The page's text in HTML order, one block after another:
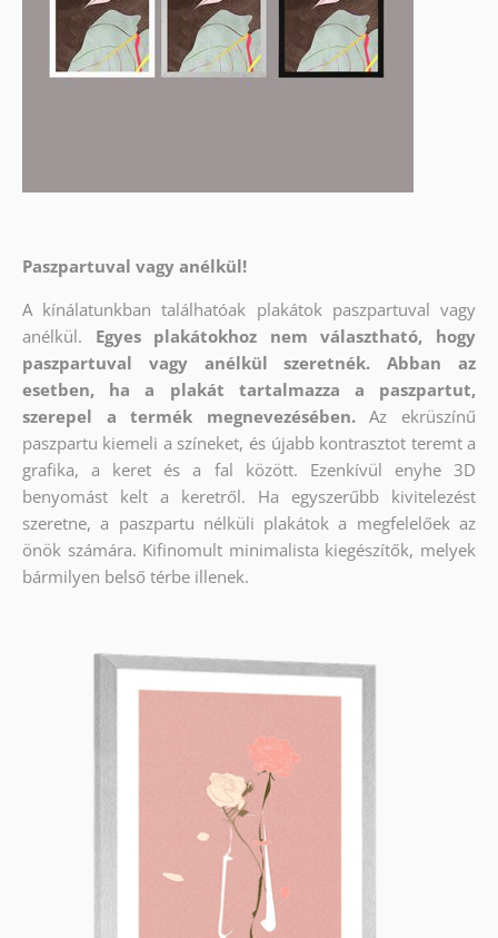
Paszpartuval vagy anélkül!
A kínálatunkban találhatóak plakátok paszpartuval vagy
anélkül.
Egyes plakátokhoz nem választható, hogy
paszpartuval vagy anélkül szeretnék. Abban az
esetben, ha a plakát tartalmazza a paszpartut,
szerepel a termék megnevezésében.
Az ekrüszínű
paszpartu kiemeli a színeket, és újabb kontrasztot teremt a
grafika, a keret és a fal között. Ezenkívül enyhe 3D
benyomást kelt a keretről. Ha egyszerűbb kivitelezést
szeretne, a paszpartu nélküli plakátok a megfelelőek az
önök számára. Kifinomult minimalista kiegészítők, melyek
bármilyen belső térbe illenek.